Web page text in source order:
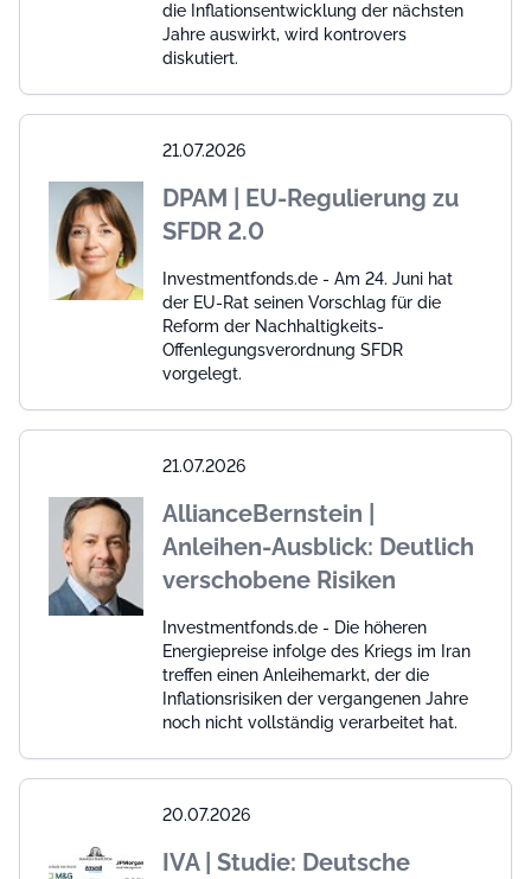
die Inflationsentwicklung der nächsten
Jahre auswirkt, wird kontrovers
diskutiert.
21.07.2026
DPAM | EU-Regulierung zu
SFDR 2.0
Investmentfonds.de - Am 24. Juni hat
der EU-Rat seinen Vorschlag für die
Reform der Nachhaltigkeits-
Offenlegungsverordnung SFDR
vorgelegt.
21.07.2026
AllianceBernstein |
Anleihen-Ausblick: Deutlich
verschobene Risiken
Investmentfonds.de - Die höheren
Energiepreise infolge des Kriegs im Iran
treffen einen Anleihemarkt, der die
Inflationsrisiken der vergangenen Jahre
noch nicht vollständig verarbeitet hat.
20.07.2026
IVA | Studie: Deutsche